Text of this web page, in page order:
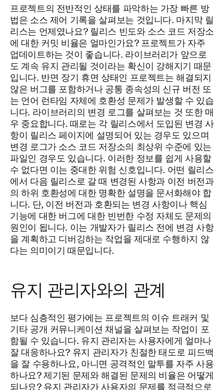
프로젝트의 전반적인 상태를 파악하는 가장 빠른 방
법은 소스 제어 기록을 살펴보는 것입니다. 마지막 릴
리스는 언제였나요? 릴리스 빈도와 소스 코드 저장소
에 대한 커밋 비율은 얼마인가요? 프로젝트가 자주
업데이트하는 것이 좋습니다. 라이브러리가 앞으로
도 계속 유지 관리될 것이라는 확신이 강해지기 때문
입니다. 반면 장기 휴면 상태인 프로젝트는 해결되지
않은 버그를 포함하거나 공통 종속성의 신규 버전 또
는 언어 런타임 자체에 호환성 문제가 발생할 수 있습
니다. 라이브러리의 변경 로그를 살펴보는 것 또한 매
우 중요합니다. 때로는 각 릴리스에서 도입된 변경 사
항이 릴리스 페이지에 설명되어 있는 경우도 있으며
변경 로그가 소스 코드 저장소의 최상위 수준에 있는
파일인 경우도 있습니다. 이러한 정보를 쉽게 사용할
수 없다면 이는 중대한 위험 신호입니다. 어떤 릴리스
에서 다음 릴리스로 갈 때 변경된 사항과 이전 버전과
의 하위 호환성에 대한 명확한 설명을 문서화해야 합
니다. 단, 이전 버전과 호환되는 변경 사항이나 핵심
기능에 대한 버그에 대한 빈번한 수정 자체도 문제의
원인이 됩니다. 이는 개발자가 릴리스 전에 변경 사항
을 계획하고 디버깅하는 작업을 제대로 수행하지 않
다는 의미이기 때문입니다.
유지 관리자와의 관계
보다 심층적인 평가에는 프로젝트의 이슈 트래커 및
기타 공개 커뮤니케이션 채널을 살펴보는 작업이 포
함될 수 있습니다. 유지 관리자는 사용자에게 얼마나
잘 대응하나요? 유지 관리자가 친절한 태도로 피드백
을 잘 수용하나요, 아니면 공격적인 말투를 자주 사용
하나요? 제기된 문제와 해결된 문제의 비율은 어떻게
되나요? 유지 관리자가 사용자의 문제를 적극적으로